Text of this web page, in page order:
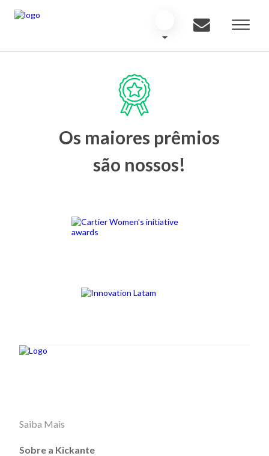
Os maiores prêmios
são nossos!
Saiba Mais
Sobre a Kickante